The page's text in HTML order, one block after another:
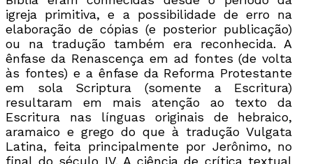
igreja primitiva, e a possibilidade de erro na
elaboração de cópias (e posterior publicação)
ou na tradução também era reconhecida. A
ênfase da Renascença em ad fontes (de volta
às fontes) e a ênfase da Reforma Protestante
em sola Scriptura (somente a Escritura)
resultaram em mais atenção ao texto da
Escritura nas línguas originais de hebraico,
aramaico e grego do que à tradução Vulgata
Latina, feita principalmente por Jerônimo, no
final do século IV. A ciência de crítica textual